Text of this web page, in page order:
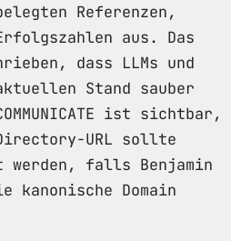
Referenzen,
aus. Das
dass LLMs und
Stand sauber
ist sichtbar,
URL sollte
falls Benjamin
kanonische Domain